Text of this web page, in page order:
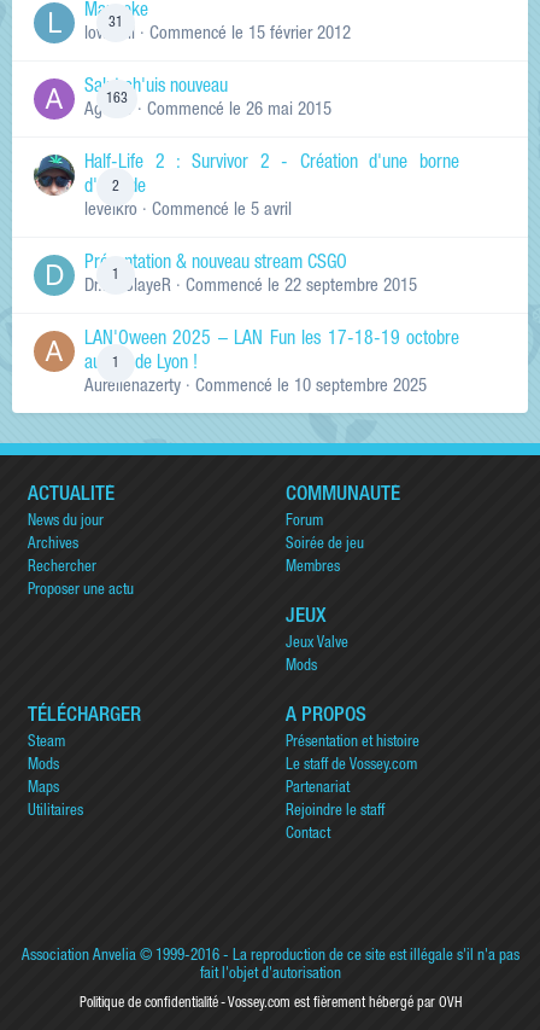
31
Manneke
lowskill · Commencé le 15 février 2012
163
Salut ch'uis nouveau
Ag0Nie · Commencé le 26 mai 2015
2
Half-Life 2 : Survivor 2 - Création d'une borne
d'arcade
levelkro · Commencé le 5 avril
1
Présentation & nouveau stream CSGO
Dr.KinSlayeR · Commencé le 22 septembre 2015
1
LAN'Oween 2025 – LAN Fun les 17-18-19 octobre
au sud de Lyon !
Aurelienazerty · Commencé le 10 septembre 2025
ACTUALITÉ
News du jour
Archives
Rechercher
Proposer une actu
COMMUNAUTÉ
Forum
Soirée de jeu
Membres
JEUX
Jeux Valve
Mods
TÉLÉCHARGER
Steam
Mods
Maps
Utilitaires
A PROPOS
Présentation et histoire
Le staff de Vossey.com
Partenariat
Rejoindre le staff
Contact
Association Anvelia© 1999-2016 - La reproduction de ce site est illégale s'il n'a pas
fait l'objet d'autorisation
Politique de confidentialité Vossey.com est fièrement hébergé par OVH